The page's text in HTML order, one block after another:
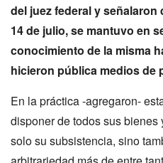
del juez federal y
14 de julio, se mantuvo en
conocimiento de la misma
hicieron pública medios de
En la práctica -agregaron-
disponer de todos sus
solo su subsistencia, sino